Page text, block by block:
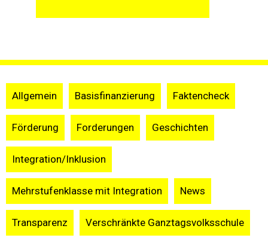
Allgemein Basisfinanzierung Faktencheck
Förderung Forderungen Geschichten
Integration/Inklusion
Mehrstufenklasse mit Integration News
Transparenz Verschränkte Ganztagsvolksschule